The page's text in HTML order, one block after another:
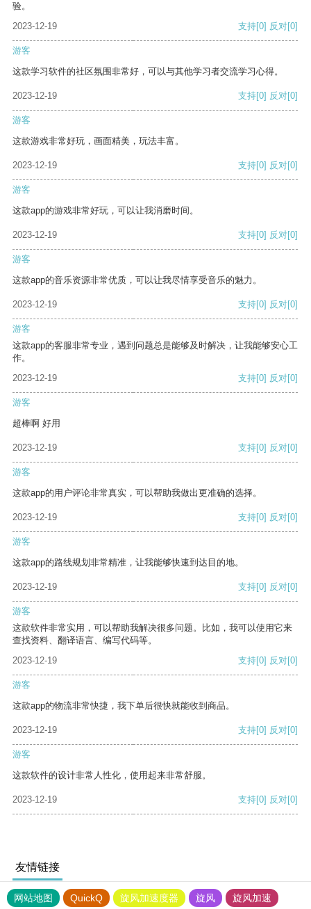
验。
2023-12-19
支持[0] 反对[0]
游客
这款学习软件的社区氛围非常好，可以与其他学习者交流学习心得。
2023-12-19 支持[0] 反对[0]
游客
这款游戏非常好玩，画面精美，玩法丰富。
2023-12-19 支持[0] 反对[0]
游客
这款app的游戏非常好玩，可以让我消磨时间。
2023-12-19 支持[0] 反对[0]
游客
这款app的音乐资源非常优质，可以让我尽情享受音乐的魅力。
2023-12-19 支持[0] 反对[0]
游客
这款app的客服非常专业，遇到问题总是能够及时解决，让我能够安心工
作。
2023-12-19
支持[0] 反对[0]
游客
超棒啊 好用
2023-12-19 支持[0] 反对[0]
游客
这款app的用户评论非常真实，可以帮助我做出更准确的选择。
2023-12-19 支持[0] 反对[0]
游客
这款app的路线规划非常精准，让我能够快速到达目的地。
2023-12-19 支持[0] 反对[0]
游客
这款软件非常实用，可以帮助我解决很多问题。比如，我可以使用它来
查找资料、翻译语言、编写代码等。
2023-12-19
支持[0] 反对[0]
游客
这款app的物流非常快捷，我下单后很快就能收到商品。
2023-12-19 支持[0] 反对[0]
游客
这款软件的设计非常人性化，使用起来非常舒服。
2023-12-19 支持[0] 反对[0]
友情链接
网站地图 QuickQ 旋风加速度器 旋风 旋风加速